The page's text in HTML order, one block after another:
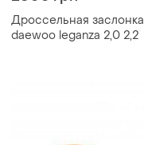
Дроссельная заслонка
daewoo leganza 2,0 2,2